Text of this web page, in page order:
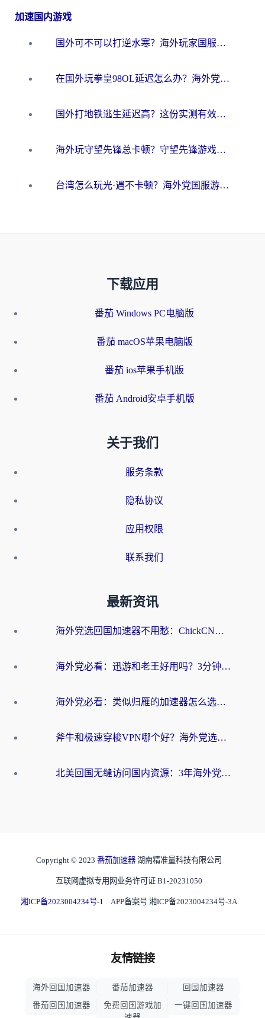
加速国内游戏
国外可不可以打逆水寒？海外玩家国服畅玩终极指南（附漫威荒野乱斗加速方案）
在国外玩拳皇98OL延迟怎么办？海外党亲测有效的低延迟指南
国外打地铁逃生延迟高？这份实测有效的低延迟指南帮你吃鸡
海外玩守望先锋总卡顿？守望先锋游戏加速器在哪里买&避坑指南（附欧洲非洲游戏实测）
台湾怎么玩光·遇不卡顿？海外党国服游戏加速终极攻略（附实测体验）
下载应用
番茄 Windows PC电脑版
番茄 macOS苹果电脑版
番茄 ios苹果手机版
番茄 Android安卓手机版
关于我们
服务条款
隐私协议
应用权限
联系我们
最新资讯
海外党选回国加速器不用愁：ChickCN和洞见哪个好？一篇搞定所有疑问
海外党必看：迅游和老王好用吗？3分钟选对加速国内网络的加速器
海外党必看：类似归雁的加速器怎么选？一篇搞定无缝访问国内资源
斧牛和极速穿梭VPN哪个好？海外党选回国加速器必看的真实对比与避坑指南
北美回国无缝访问国内资源：3年海外党亲测的加速器选择指南
Copyright © 2023 番茄加速器 湖南精准量科技有限公司
互联网虚拟专用网业务许可证 B1-20231050
湘ICP备2023004234号-1 APP备案号 湘ICP备2023004234号-3A
友情链接
海外回国加速器 番茄加速器
回国加速器
番茄回国加速器
免费回国游戏加
一键回国加速器